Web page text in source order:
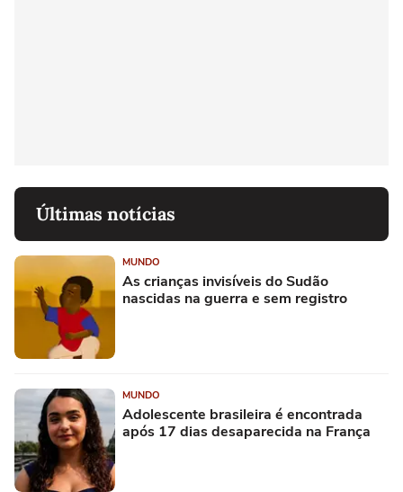
Últimas notícias
MUNDO
As crianças invisíveis do Sudão
nascidas na guerra e sem registro
MUNDO
Adolescente brasileira é encontrada
após 17 dias desaparecida na França